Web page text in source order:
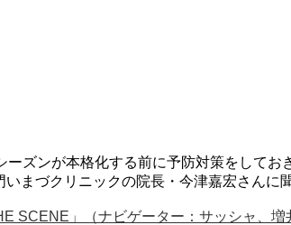
ズンが本格化する前に予防対策をしてお
まづクリニックの院長・今津嘉宏さんに聞
SCENE」（ナビゲーター：サッシャ、増